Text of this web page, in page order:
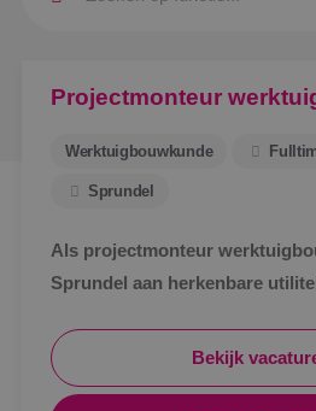
Projectmonteur
Werktuigbouwkunde
Sprundel
Als projectmonteur
Sprundel aan herkenbare
zichtbaar resultaat en korte
Bekijk